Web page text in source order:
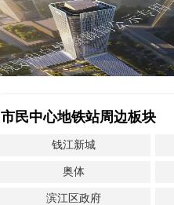
市民中心地铁站周边板块
钱江新城
奥体
滨江区政府